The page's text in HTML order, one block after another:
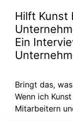
Hilft Kunst
Ein
Bringt das,
Wenn ich
Mitarbeitern